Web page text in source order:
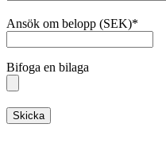
Ansök om belopp (SEK)*
Bifoga en bilaga